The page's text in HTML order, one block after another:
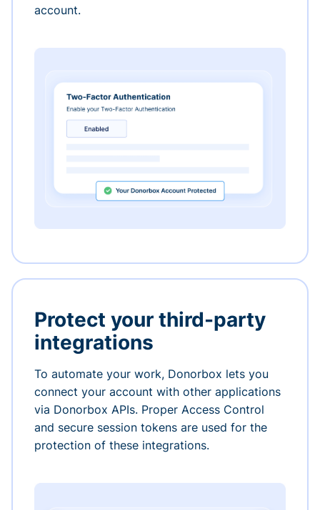
account.
Protect your third-party
integrations
To automate your work, Donorbox lets you
connect your account with other applications
via Donorbox APIs. Proper Access Control
and secure session tokens are used for the
protection of these integrations.